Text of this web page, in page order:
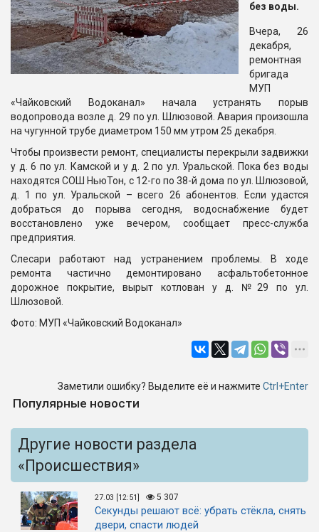
без воды.
Вчера, 26
декабря,
ремонтная
бригада
МУП
«Чайковский Водоканал» начала устранять порыв
водопровода возле д. 29 по ул. Шлюзовой. Авария произошла
на чугунной трубе диаметром 150 мм утром 25 декабря.
Чтобы произвести ремонт, специалисты перекрыли задвижки
у д. 6 по ул. Камской и у д. 2 по ул. Уральской. Пока без воды
находятся СОШ НьюТон, с 12-го по 38-й дома по ул. Шлюзовой,
д. 1 по ул. Уральской – всего 26 абонентов. Если удастся
добраться до порыва сегодня, водоснабжение будет
восстановлено уже вечером, сообщает пресс-служба
предприятия.
Слесари работают над устранением проблемы. В ходе
ремонта частично демонтировано асфальтобетонное
дорожное покрытие, вырыт котлован у д. №29 по ул.
Шлюзовой.
Фото: МУП «Чайковский Водоканал»
Заметили ошибку? Выделите её и нажмите Ctrl+Enter
Популярные новости
Другие новости раздела
«Происшествия»
27.03 [12:51] 5 307
Секунды решают всё: убрать стёкла, снять
двери, спасти людей